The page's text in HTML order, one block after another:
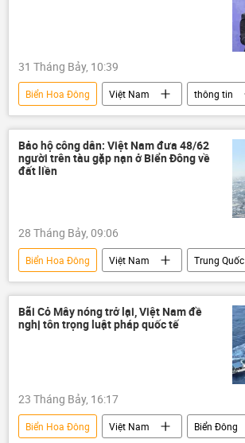
31 Tháng Bảy, 10:39
Biển Hoa Đông Việt Nam
thông tin
Bộ Ngoại giao Việt Nam
chìm tàu
Trung Quốc
tai nạn
Bảo hộ công dân: Việt Nam đưa 48/62
người trên tàu gặp nạn ở Biển Đông về
đất liền
28 Tháng Bảy, 09:06
Biển Hoa Đông Việt Nam
Trung Quốc
Bộ Ngoại giao Trung Quốc
Bộ Ngoại giao Việt Nam
tai nạn
cứu hộ
cứu nạn
Bãi Cỏ Mây nóng trở lại, Việt Nam đề
nghị tôn trọng luật pháp quốc tế
23 Tháng Bảy, 16:17
Biển Hoa Đông Việt Nam
Biển Đông